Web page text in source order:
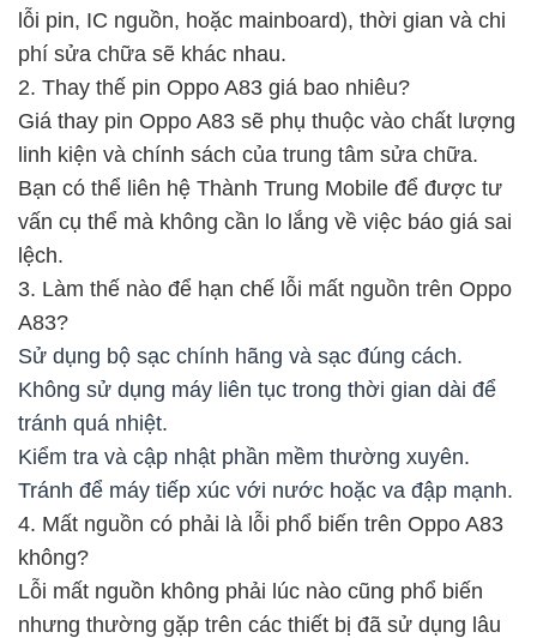
lỗi pin, IC nguồn, hoặc mainboard), thời gian và chi
phí sửa chữa sẽ khác nhau.
2. Thay thế pin Oppo A83 giá bao nhiêu?
Giá thay pin Oppo A83 sẽ phụ thuộc vào chất lượng
linh kiện và chính sách của trung tâm sửa chữa.
Bạn có thể liên hệ Thành Trung Mobile để được tư
vấn cụ thể mà không cần lo lắng về việc báo giá sai
lệch.
3. Làm thế nào để hạn chế lỗi mất nguồn trên Oppo
A83?
Sử dụng bộ sạc chính hãng và sạc đúng cách.
Không sử dụng máy liên tục trong thời gian dài để
tránh quá nhiệt.
Kiểm tra và cập nhật phần mềm thường xuyên.
Tránh để máy tiếp xúc với nước hoặc va đập mạnh.
4. Mất nguồn có phải là lỗi phổ biến trên Oppo A83
không?
Lỗi mất nguồn không phải lúc nào cũng phổ biến
nhưng thường gặp trên các thiết bị đã sử dụng lâu